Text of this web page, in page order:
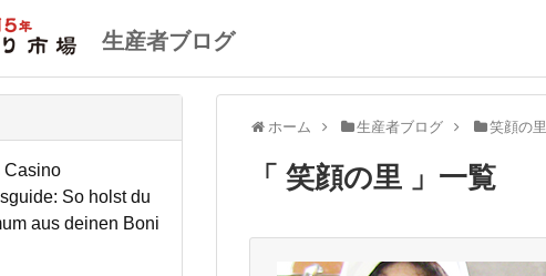
生産者ブログ
ホーム 生産者ブログ 笑顔の里
「 笑顔の里 」一覧
Casino
So holst du
aus deinen Boni